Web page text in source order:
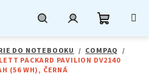
DO NOTEBOOKU / COMPAQ /
PACKARD PAVILION DV2140
(56 WH), ČERNÁ